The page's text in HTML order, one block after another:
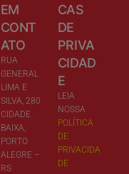
EM
CONT
ATO
RUA
GENERAL
LIMA E
SILVA, 280
CIDADE
BAIXA,
PORTO
ALEGRE –
RS
CAS
DE
PRIVA
CIDAD
E
LEIA
NOSSA
POLÍTICA
DE
PRIVACIDA
DE